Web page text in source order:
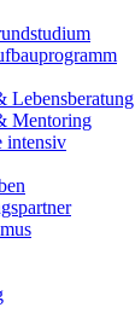
Lebensberatung
Mentoring
intensiv